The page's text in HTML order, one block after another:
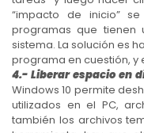
“impacto de inicio”
programas que tienen
sistema. La solución es
programa en cuestión, y
4.- Liberar espacio en
Windows 10 permite
utilizados en el PC,
también los archivos